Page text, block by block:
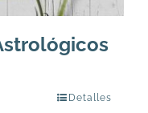
Detalles